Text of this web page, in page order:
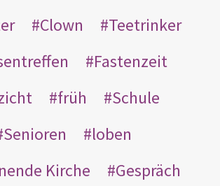
Clown
Teetrinker
Fastenzeit
früh
Schule
Senioren
loben
Kirche
Gespräch